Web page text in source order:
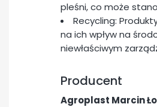
pleśni, co może
Recycling:
na ich wpływ na
niewłaściwym
Producent
Agroplast Marcin